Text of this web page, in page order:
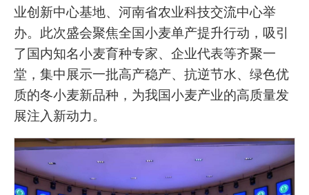
业创新中心基地、河南省农业科技交流中心举
办。此次盛会聚焦全国小麦单产提升行动，吸引
了国内知名小麦育种专家、企业代表等齐聚一
堂，集中展示一批高产稳产、抗逆节水、绿色优
质的冬小麦新品种，为我国小麦产业的高质量发
展注入新动力。